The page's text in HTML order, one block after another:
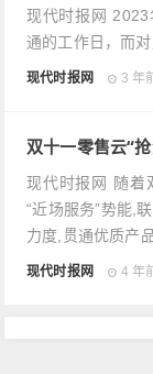
现代时报网
通的工作日，而对
现代时报网 3 年
双十一零售云“
现代时报网 随着
“近场服务”势能,
力度,贯通优质产
现代时报网 4 年